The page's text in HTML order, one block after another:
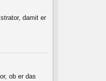
damit er
ob er das